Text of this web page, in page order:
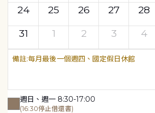
24
25 26 27 28
31
1 2 3 4
每月最後一個週四、國定假日休館
週日、週一 8:30-17:00
(16:30停止借還書)